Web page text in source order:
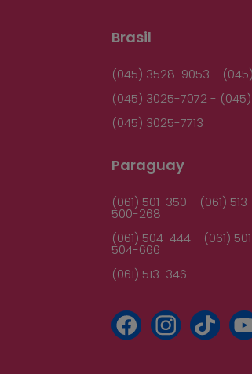
Brasil
(045) 3528-9053 -
(045) 3025-7072 -
(045) 3025-7713
Paraguay
(061) 501-350 - (061)
500-268
(061) 504-444 - (061)
504-666
(061) 513-346